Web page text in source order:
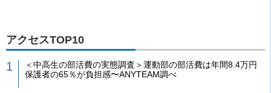
アクセスTOP10
＜中高生の部活費の実態調査＞運動部の部活費は年間8.4万円
保護者の65％が負担感〜ANYTEAM調べ